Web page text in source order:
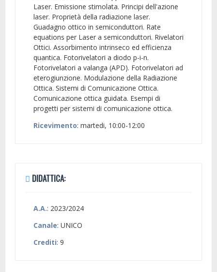
Laser. Emissione stimolata. Principi dell'azione
laser. Proprietà della radiazione laser.
Guadagno ottico in semiconduttori. Rate
equations per Laser a semiconduttori. Rivelatori
Ottici. Assorbimento intrinseco ed efficienza
quantica. Fotorivelatori a diodo p-i-n.
Fotorivelatori a valanga (APD). Fotorivelatori ad
eterogiunzione. Modulazione della Radiazione
Ottica. Sistemi di Comunicazione Ottica.
Comunicazione ottica guidata. Esempi di
progetti per sistemi di comunicazione ottica.
Ricevimento: martedi, 10:00-12:00
DIDATTICA:
A.A.: 2023/2024
Canale: UNICO
Crediti: 9